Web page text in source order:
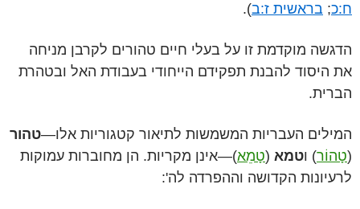
ח:כ; בראשית ז:ב).
הדגשה מוקדמת זו על בעלי חיים טהורים לקרבן מניחה
את היסוד להבנת תפקידם הייחודי בעבודת האל ובטהרת
הברית.
המילים העבריות המשמשות לתיאור קטגוריות אלו—טהור
(טָהוֹר) וטמא (טָמֵא)—אינן מקריות. הן מחוברות עמוקות
לרעיונות הקדושה וההפרדה לה':